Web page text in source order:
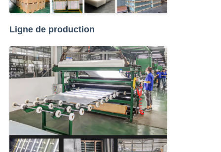
Ligne de production